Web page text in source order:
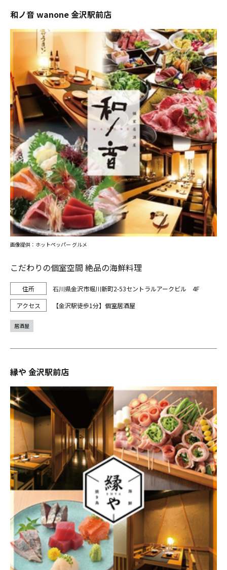
和ノ音 wanone 金沢駅前店
こだわりの個室空間 絶品の海鮮料理
石川県金沢市堀川新町2-53セントラルアークビル 4F
【金沢駅徒歩1分】個室居酒屋
画像提供：ホットペッパー グルメ
居酒屋
縁や 金沢駅前店